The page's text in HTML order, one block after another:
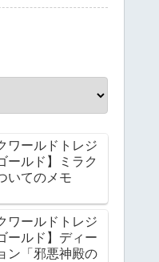
ワールドトレジ
ールド】ミラク
いてのメモ
ワールドトレジ
ールド】ディー
ン「邪悪神殿の